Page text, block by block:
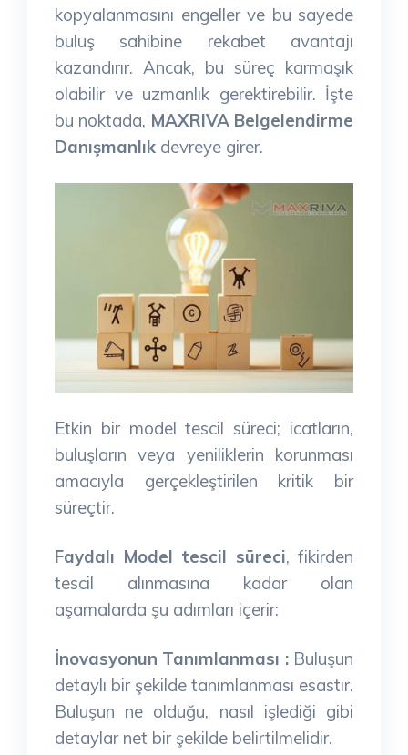
kopyalanmasını engeller ve bu sayede
buluş sahibine rekabet avantajı
kazandırır. Ancak, bu süreç karmaşık
olabilir ve uzmanlık gerektirebilir. İşte
bu noktada, MAXRIVA Belgelendirme
Danışmanlık devreye girer.
Etkin bir model tescil süreci; icatların,
buluşların veya yeniliklerin korunması
amacıyla gerçekleştirilen kritik bir
süreçtir.
Faydalı Model tescil süreci, fikirden
tescil alınmasına kadar olan
aşamalarda şu adımları içerir:
İnovasyonun Tanımlanması :Buluşun
detaylı bir şekilde tanımlanması esastır.
Buluşun ne olduğu, nasıl işlediği gibi
detaylar net bir şekilde belirtilmelidir.